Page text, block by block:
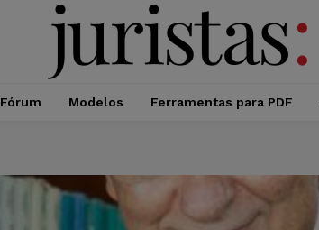
Fórum Modelos Ferramentas para PDF